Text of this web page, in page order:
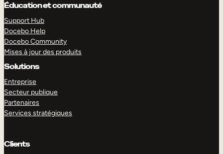
Éducation et communauté
Support Hub
Docebo Help
Docebo Community
Mises à jour des produits
Solutions
Entreprise
Secteur publique
Partenaires
Services stratégiques
Clients